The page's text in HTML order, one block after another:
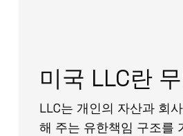
미국 LLC란
LLC는 개인의 자산과 회
해 주는 유한책임 구조를